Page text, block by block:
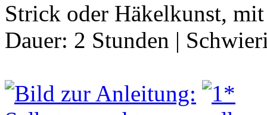
Strick oder Häkelkunst,
Dauer: 2 Stunden |